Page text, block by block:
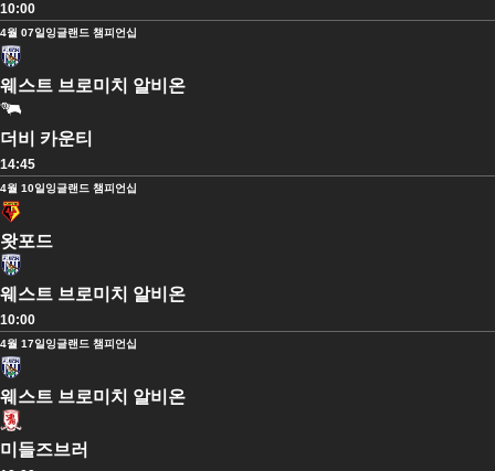
10:00
4월 07일잉글랜드 챔피언십
웨스트 브로미치 알비온
더비 카운티
14:45
4월 10일잉글랜드 챔피언십
왓포드
웨스트 브로미치 알비온
10:00
4월 17일잉글랜드 챔피언십
웨스트 브로미치 알비온
미들즈브러